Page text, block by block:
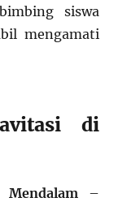
siswa
mengamati
di
–